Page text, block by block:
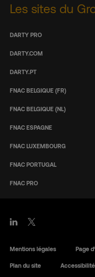
Les sites du
DARTY PRO
DARTY.COM
DARTY.PT
FNAC BELGIQUE (FR)
FNAC BELGIQUE (NL)
FNAC ESPAGNE
FNAC LUXEMBOURG
FNAC PORTUGAL
FNAC PRO
Mentions légales Page
Plan du site